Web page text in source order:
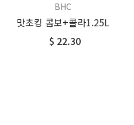
BHC
맛초킹 콤보+콜라1.25L
$ 22.30